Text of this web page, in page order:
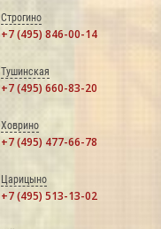
Строгино
+7 (495) 846-00-14
Тушинская
+7 (495) 660-83-20
Ховрино
+7 (495) 477-66-78
Царицыно
+7 (495) 513-13-02